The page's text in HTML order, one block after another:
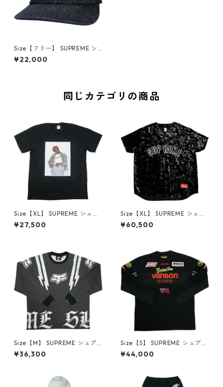
Size【フリー】 SUPREME シ
ュプリーム 26SS Sequin Deni
m Classic Logo 6-Panel Indi
¥22,000
同じカテゴリの商品
Size【XL】 SUPREME シュプ
リーム 22AW Andre 3000 T
ee Black Tシャツ 黒 【新古
¥27,500
Size【XL】 SUPREME シュプ
リーム 19AW Floral Velour B
aseball Jersey ベースボール
¥60,500
Size【M】 SUPREME シュプ
リーム ×Fox Racing 25FW L/
S Top Black ロンT 黒 【新古
¥36,300
Size【S】 SUPREME シュプリ
ーム ×Vanson Leathers 26SS
L/S Top Black ロンT 黒 【中古
¥44,000